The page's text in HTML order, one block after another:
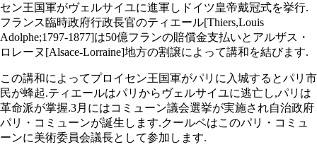
セン王国軍がヴェルサイユに進軍しドイツ皇帝戴冠式を挙行.
フランス臨時政府行政長官のティエール[Thiers,Louis
Adolphe;1797-1877]は50億フランの賠償金支払いとアルザス・
ロレーヌ[Alsace-Lorraine]地方の割譲によって講和を結びます.
この講和によってプロイセン王国軍がパリに入城するとパリ市
民が蜂起.ティエールはパリからヴェルサイユに逃亡し,パリは
革命派が掌握.3月にはコミューン議会選挙が実施され自治政府
パリ・コミューンが誕生します.クールベはこのパリ・コミュ
ーンに美術委員会議長として参加します.